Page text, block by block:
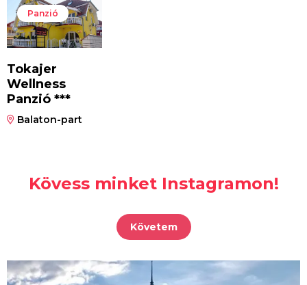
Panzió
Tokajer
Wellness
Panzió ***
Balaton-part
Kövess minket Instagramon!
Követem